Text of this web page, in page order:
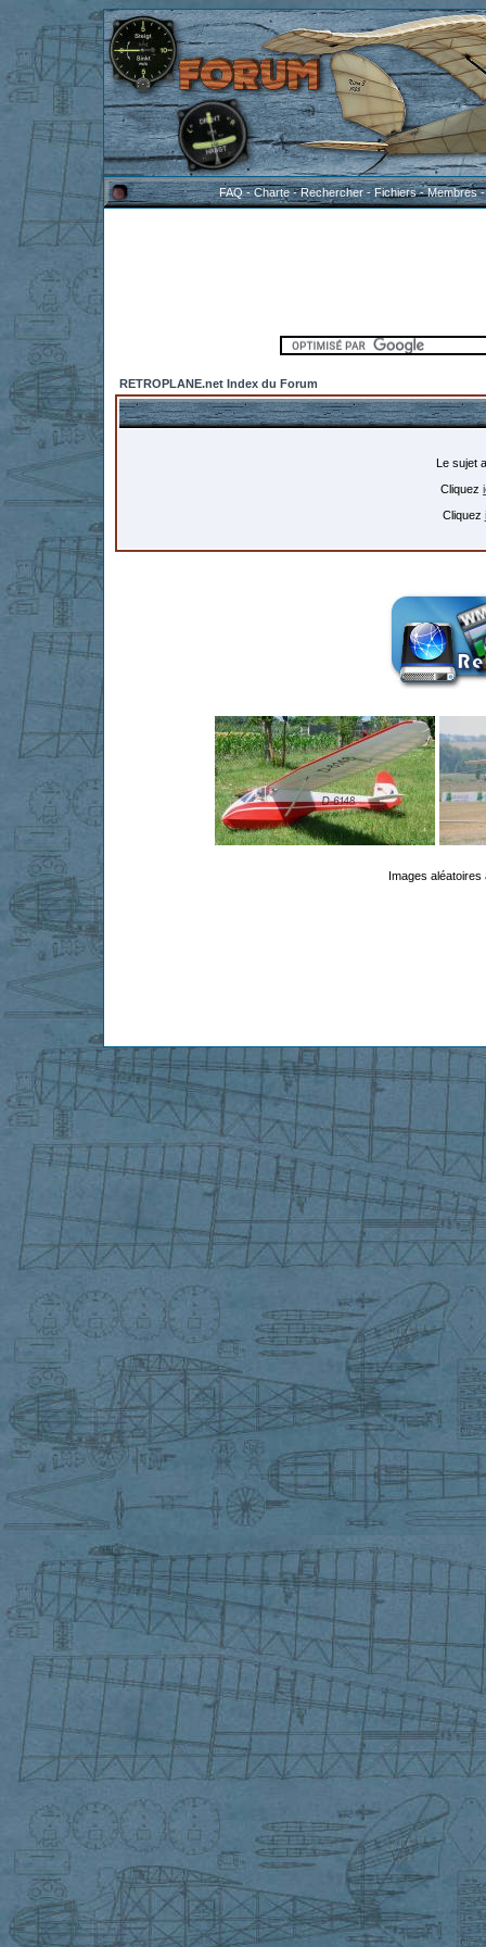
FAQ-Charte-Rechercher-Fichiers-Membres
RETROPLANE.net Index du Forum
Le sujet
Cliquez
Cliquez
Images aléatoires